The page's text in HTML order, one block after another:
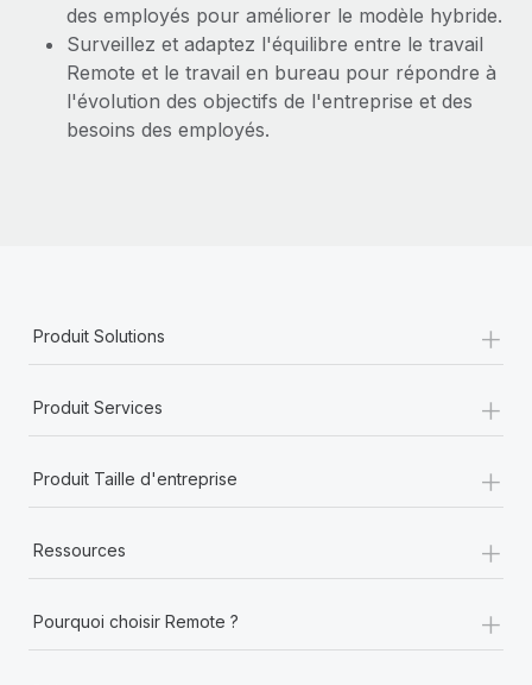
des employés pour améliorer le modèle hybride.
Surveillez et adaptez l'équilibre entre le travail
Remote et le travail en bureau pour répondre à
l'évolution des objectifs de l'entreprise et des
besoins des employés.
Produit Solutions +
Produit Services +
Produit Taille d'entreprise +
Ressources +
Pourquoi choisir Remote ? +